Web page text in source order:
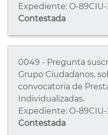
Expediente: O-
Contestada
0049 - Pregunta
Grupo Ciudadanos,
convocatoria de
Individualizadas.
Expediente: O-
Contestada